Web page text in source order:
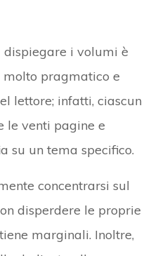
dispiegare i volumi è
molto pragmatico e
lettore; infatti, ciascun
le venti pagine e
su un tema specifico.
concentrarsi sul
disperdere le proprie
marginali. Inoltre,